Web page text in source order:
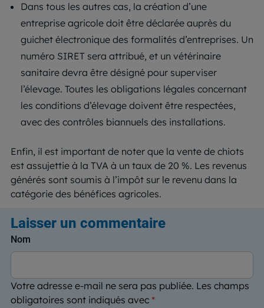
Dans tous les autres cas, la création d’une
entreprise agricole doit être déclarée auprès du
guichet électronique des formalités d’entreprises. Un
numéro SIRET sera attribué, et un vétérinaire
sanitaire devra être désigné pour superviser
l’élevage. Toutes les obligations légales concernant
les conditions d’élevage doivent être respectées,
avec des contrôles biannuels des installations.
Enfin, il est important de noter que la vente de chiots
est assujettie à la TVA à un taux de 20 %. Les revenus
générés sont soumis à l’impôt sur le revenu dans la
catégorie des bénéfices agricoles.
Laisser un commentaire
Votre adresse e-mail ne sera pas publiée. Les champs
obligatoires sont indiqués avec *
Nom